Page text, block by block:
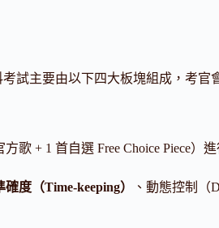
試主要由以下四大板塊組成，考
歌 + 1 首自選 Free Choice Piece
確度（Time-keeping） 、動態控制（